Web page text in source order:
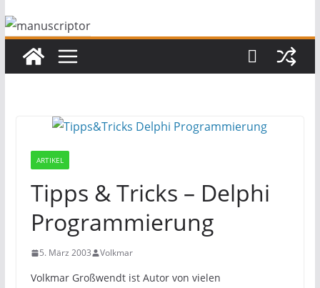
ARTIKEL
Tipps & Tricks – Delphi
Programmierung
5. März 2003 Volkmar
Volkmar Großwendt ist Autor von vielen